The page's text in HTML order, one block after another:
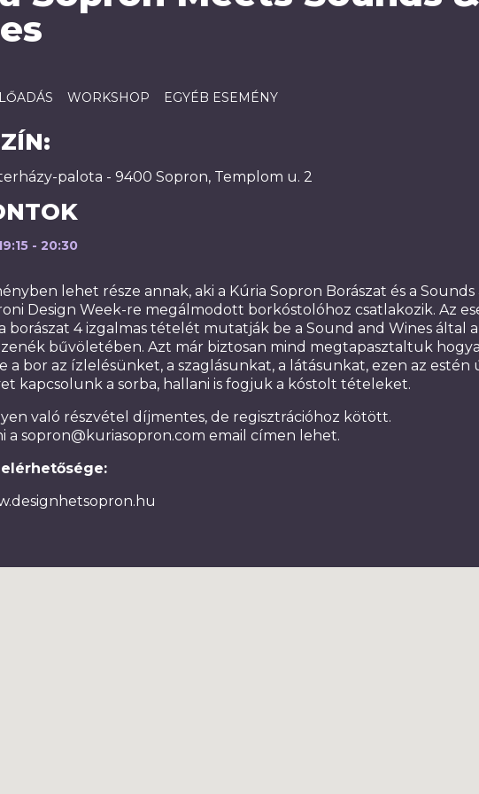
WORKSHOP EGYÉB ESEMÉNY
palota - 9400 Sopron, Templom u. 2
- 20:30
lehet része annak, aki a Kúria Sopron Borászat és a Sounds
Design Week-re megálmodott borkóstolóhoz csatlakozik. Az
borászat 4 izgalmas tételét mutatják be a Sound and Wines által
bűvöletében. Azt már biztosan mind megtapasztaltuk
a bor az ízlelésünket, a szaglásunkat, a látásunkat, ezen az estén
kapcsolunk a sorba, hallani is fogjuk a kóstolt tételeket.
való részvétel díjmentes, de regisztrációhoz kötött.
a sopron@kuriasopron.com email címen lehet.